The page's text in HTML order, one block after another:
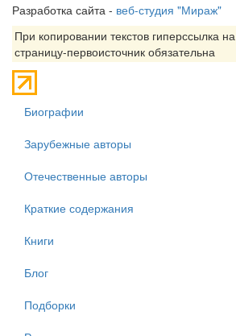
Разработка сайта - веб-студия "Мираж"
При копировании текстов гиперссылка на
страницу-первоисточник обязательна
Биографии
Зарубежные авторы
Отечественные авторы
Краткие содержания
Книги
Блог
Подборки